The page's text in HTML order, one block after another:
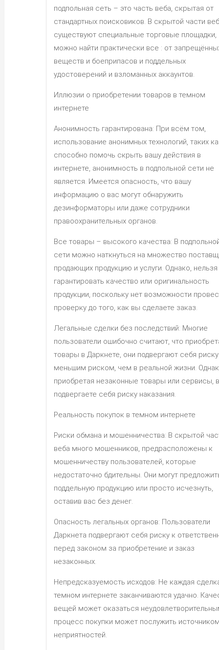
подпольная сеть – это часть веба, скрытая от
стандартных поисковиков. В скрытой части
существуют специальные торговые площадки,
можно найти практически все : от
веществ и боеприпасов и поддельных
удостоверений и взломанных аккаунтов.
Иллюзии о приобретении товаров в темном
интернете
Анонимность гарантирована: При всём том,
использование анонимных технологий, таких
способно помочь скрыть вашу действия в
интернете, анонимность в подпольной сети не
является. Имеется опасность, что вашу
информацию о вас могут обнаружить
дезинформаторы или даже сотрудники
правоохранительных органов.
Все товары – высокого качества: В
сети можно наткнуться на множество
продающих продукцию и услуги. Однако, нельзя
гарантировать качество или оригинальность
продукции, поскольку нет возможности
проверку до того, как вы сделаете заказ.
Легальные сделки без последствий: Многие
пользователи ошибочно считают, что
товары в Даркнете, они подвергают себя риску
меньшим риском, чем в реальной жизни.
приобретая незаконные товары или сервисы,
подвергаете себя риску наказания.
Реальность покупок в темном интернете
Риски обмана и мошенничества: В скрытой
веба много мошенников, предрасположены к
мошенничеству пользователей, которые
недостаточно бдительны. Они могут
поддельную продукцию или просто исчезнуть,
оставив вас без денег.
Опасность легальных органов: Пользователи
Даркнета подвергают себя риску к
перед законом за приобретение и заказ
незаконных.
Непредсказуемость исходов: Не каждая
темном интернете заканчиваются удачно.
вещей может оказаться
процесс покупки может послужить
неприятностей.